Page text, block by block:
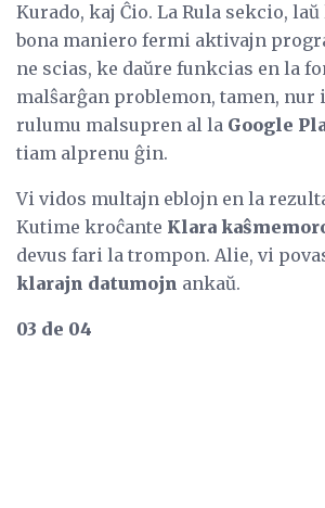
Kurado, kaj Ĉio. La Rula sekcio, laŭ
bona maniero fermi aktivajn
ne scias, ke daŭre funkcias en la
malŝarĝan problemon, tamen, nur
rulumu malsupren al la Google
tiam alprenu ĝin.
Vi vidos multajn eblojn en la
Kutime kroĉante Klara
devus fari la trompon. Alie, vi
klarajn datumojn ankaŭ.
03 de 04